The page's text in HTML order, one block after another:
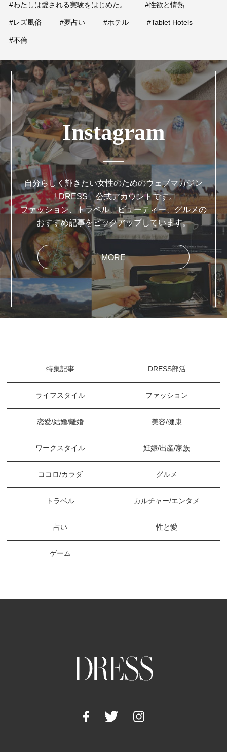
#わたしは愛される実験をはじめた。 #性欲と情熱
#レズ風俗 #夢占い #ホテル #Tablet Hotels
#不倫
Instagram
自分らしく輝きたい女性のためのウェブマガジン
「DRESS」公式アカウントです。
ファッション、トラベル、ビューティー、グルメの
おすすめ記事をピックアップしています。
MORE
特集記事 DRESS部活
ライフスタイル ファッション
恋愛/結婚/離婚 美容/健康
ワークスタイル 妊娠/出産/家族
ココロ/カラダ グルメ
トラベル カルチャー/エンタメ
占い 性と愛
ゲーム